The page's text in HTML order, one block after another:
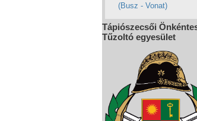
(Busz - Vonat)
Tápiószecsői
Tűzoltó egyesület